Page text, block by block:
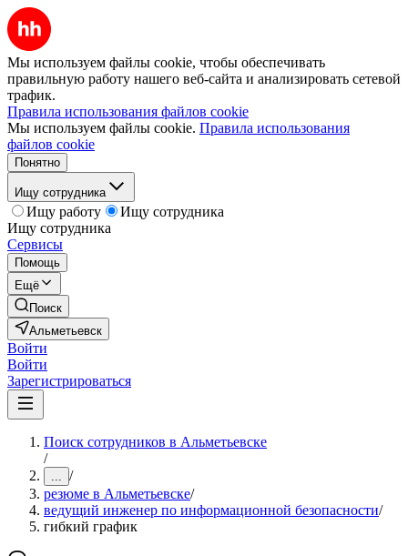
Мы используем файлы cookie, чтобы обеспечивать
правильную работу нашего веб-сайта и анализировать сетевой
трафик.
Правила использования файлов cookie
Мы используем файлы cookie. Правила использования
файлов cookie
Понятно
Ищу сотрудника
Ищу работу
Ищу сотрудника
Ищу сотрудника
Сервисы
Помощь
Ещё
Поиск
Альметьевск
Войти
Войти
Зарегистрироваться
Поиск сотрудников в Альметьевске
/
... /
резюме в Альметьевске/
ведущий инженер по информационной безопасности/
гибкий график